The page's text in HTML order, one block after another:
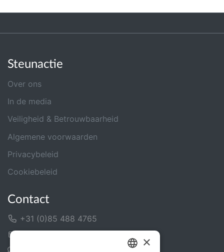
Steunactie
Over ons
In de media
Veiligheid & Betrouwbaarheid
Algemene voorwaarden
Privacybeleid
Cookiebeleid
Contact
+31 (0)85 488 4765
×